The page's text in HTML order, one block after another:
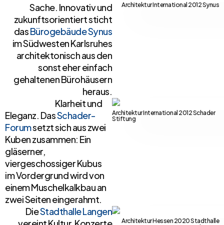
Sache. Innovativ und
zukunftsorientiert sticht
dasBürogebäude Synus
im Südwesten Karlsruhes
architektonisch aus den
sonst eher einfach
gehaltenen Bürohäusern
heraus.
Architektur International 2012 Synus
Architektur International 2012 Schader
Stiftung
Klarheit und
Eleganz. DasSchader-
Forumsetzt sich aus zwei
Kuben zusammen: Ein
gläserner,
viergeschossiger Kubus
im Vordergrund wird von
einem Muschelkalkbau an
zwei Seiten eingerahmt.
DieStadthalle Langen
Architektur Hessen 2020 Stadthalle